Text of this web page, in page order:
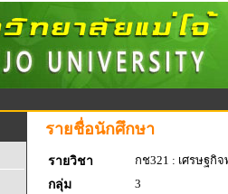
รายชื่อนักศึกษา
รายวิชา
กช321 : เศรษฐกิ
กลุ่ม
3